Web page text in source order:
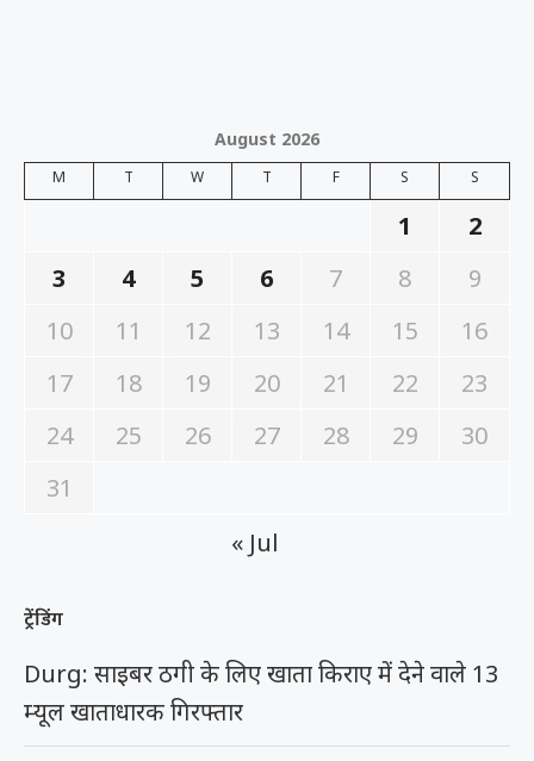
August 2026
M T W T F S S
1
2
3
4 5 6 7 8
9
10
11 12 13 14 15
16
17
18 19 20 21 22
23
24
25 26 27 28 29
30
31
« Jul
ट्रेंडिंग
Durg: साइबर ठगी के लिए खाता किराए में देने वाले 13
म्यूल खाताधारक गिरफ्तार